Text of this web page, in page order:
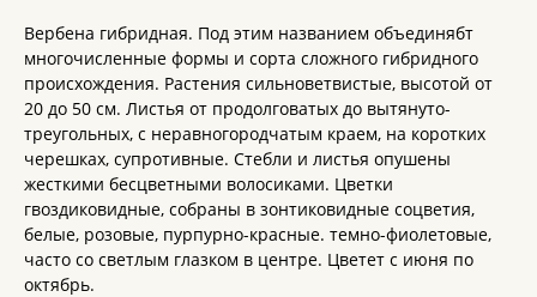
Вербена гибридная. Под этим названием объединябт
многочисленные формы и сорта сложного гибридного
происхождения. Растения сильноветвистые, высотой от
20 до 50 см. Листья от продолговатых до вытянуто-
треугольных, с неравногородчатым краем, на коротких
черешках, супротивные. Стебли и листья опушены
жесткими бесцветными волосиками. Цветки
гвоздиковидные, собраны в зонтиковидные соцветия,
белые, розовые, пурпурно-красные. темно-фиолетовые,
часто со светлым глазком в центре. Цветет с июня по
октябрь.